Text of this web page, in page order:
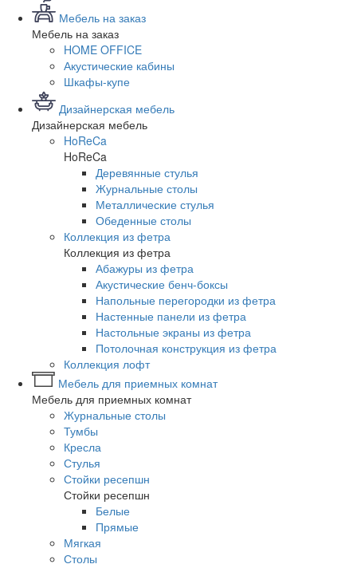
Мебель на заказ
Мебель на заказ
HOME OFFICE
Акустические кабины
Шкафы-купе
Дизайнерская мебель
Дизайнерская мебель
HoReCa
HoReCa
Деревянные стулья
Журнальные столы
Металлические стулья
Обеденные столы
Коллекция из фетра
Коллекция из фетра
Абажуры из фетра
Акустические бенч-боксы
Напольные перегородки из фетра
Настенные панели из фетра
Настольные экраны из фетра
Потолочная конструкция из фетра
Коллекция лофт
Мебель для приемных комнат
Мебель для приемных комнат
Журнальные столы
Тумбы
Кресла
Стулья
Стойки ресепшн
Стойки ресепшн
Белые
Прямые
Мягкая
Столы